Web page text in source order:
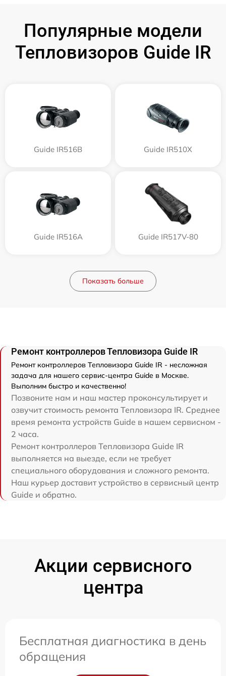
Популярные модели
Тепловизоров Guide IR
Guide IR516B Guide IR510X
Guide IR516A Guide IR517V-80
Показать больше
Ремонт контроллеров Тепловизора Guide IR
Ремонт контроллеров Тепловизора Guide IR - несложная
задача для нашего сервис-центра Guide в Москве.
Выполним быстро и качественно!
Позвоните нам и наш мастер проконсультирует и
озвучит стоимость ремонта Тепловизора IR. Среднее
время ремонта устройств Guide в нашем сервисном -
2 часа.
Ремонт контроллеров Тепловизора Guide IR
выполняется на выезде, если не требует
специального оборудования и сложного ремонта.
Наш курьер доставит устройство в сервисный центр
Guide и обратно.
Акции сервисного
центра
Бесплатная диагностика в день
обращения